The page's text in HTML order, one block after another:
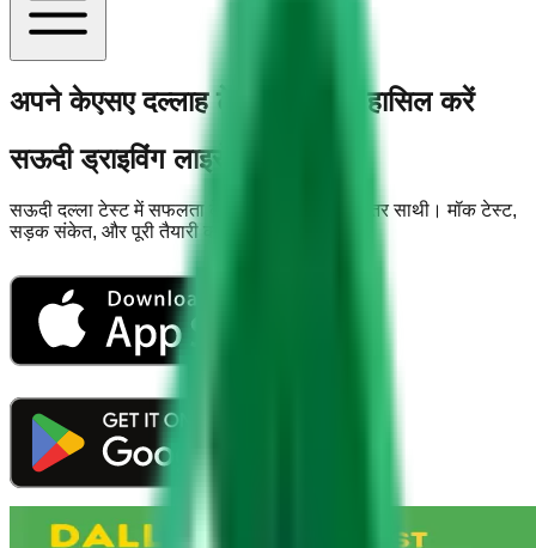
अपने केएसए दल्लाह टेस्ट में महारत हासिल करें
सऊदी ड्राइविंग लाइसेंस ऐप
सऊदी दल्ला टेस्ट में सफलता के लिए आपका सबसे बेहतर साथी। मॉक टेस्ट,
सड़क संकेत, और पूरी तैयारी की सामग्री एक ही ऐप में।